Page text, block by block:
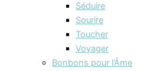
Séduire
Sourire
Toucher
Voyager
Bonbons pour l’Âme